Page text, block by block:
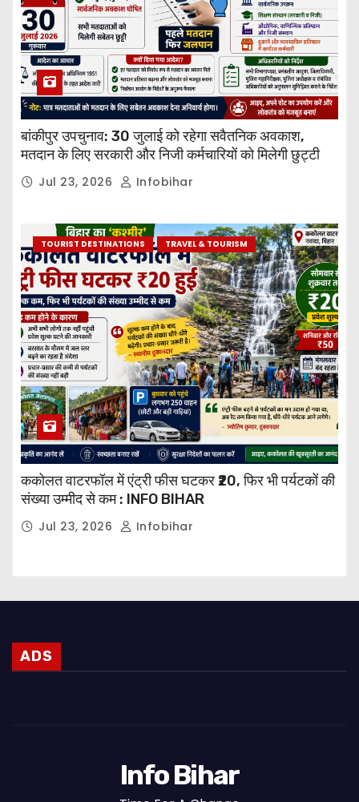
बांकीपुर उपचुनाव: 30 जुलाई को रहेगा सवैतनिक अवकाश,
मतदान के लिए सरकारी और निजी कर्मचारियों को मिलेगी छुट्टी
Jul 23, 2026 Infobihar
TOURIST DESTINATIONS TRAVEL & TOURISM
ककोलत वाटरफॉल में एंट्री फीस घटकर ₹20, फिर भी पर्यटकों की
संख्या उम्मीद से कम : INFO BIHAR
Jul 23, 2026 Infobihar
ADS
Info Bihar